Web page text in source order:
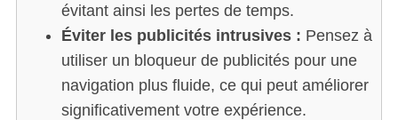
évitant ainsi les pertes de temps.
Éviter les publicités intrusives : Pensez à
utiliser un bloqueur de publicités pour une
navigation plus fluide, ce qui peut améliorer
significativement votre expérience.